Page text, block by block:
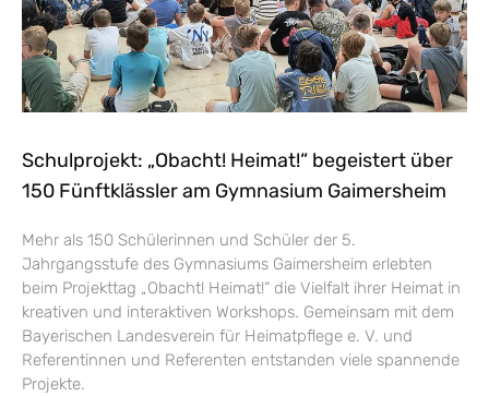
Schulprojekt: „Obacht! Heimat!“ begeistert über
150 Fünftklässler am Gymnasium Gaimersheim
Mehr als 150 Schülerinnen und Schüler der 5.
Jahrgangsstufe des Gymnasiums Gaimersheim erlebten
beim Projekttag „Obacht! Heimat!“ die Vielfalt ihrer Heimat in
kreativen und interaktiven Workshops. Gemeinsam mit dem
Bayerischen Landesverein für Heimatpflege e. V. und
Referentinnen und Referenten entstanden viele spannende
Projekte.